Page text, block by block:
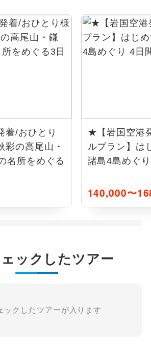
着/おひとり
彩の高尾山・
名所をめぐる
★【岩国空港
ルプラン】は
諸島4島めぐ
140,000〜
ックしたツアー
ックしたツアーが入ります